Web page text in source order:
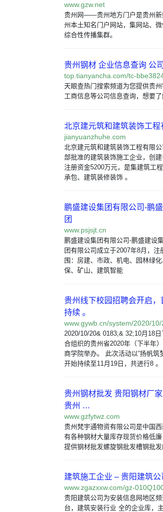
www.gzw.net
贵州网——贵州地方门户是贵州新
州本土知名门户网站，集网站、
综合性传播集群。
贵州钢材 企业信息查询 公
top.tianyancha.com/tc-
天眼查热门搜索频道为您提供贵
工商信息等公司信息查询，想要了
北京建元筑和建筑装饰工程
jianyuanzhuhe.com
北京建元筑和建筑装饰工程有限
部批准的建筑装饰施工企业，创
注册资金5200万元，是集建筑工
承包、建筑装修装饰 。
鹏盛建设集团有限公司-鹏
团
www.psjsjt.cn
鹏盛建设集团有限公司-鹏盛建设
团有限公司成立于2007年8月，
围：房建、市政、机电、园林绿
保、矿山、建筑智能
贵州线下校园招聘会开启，
持续 。
www.gywb.cn/system/2020/
2020/10/20& 0183;& 32;10月18
合组织的贵州省2020年（下半年
商学院举办。 此次活动以“扬帆筑
开始持续至11月19日，共进行8 。
贵州钢材批发 贵阳钢材厂
贵州 …
www.gzfytwz.com
贵州梵宇通物资有限公司是中国
有各种钢材大量库存现货价格低
提供钢材批发螺旋钢批发槽钢批发
建筑施工企业 – 贵阳建筑公
www.zgazxxw.com/gz-
贵阳建筑公司为安装信息网地区
台，建筑安装行业 全的企业库，